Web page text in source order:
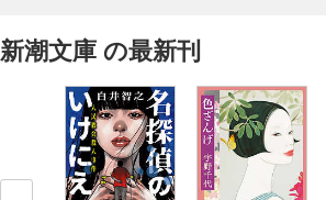
新潮文庫 の最新刊